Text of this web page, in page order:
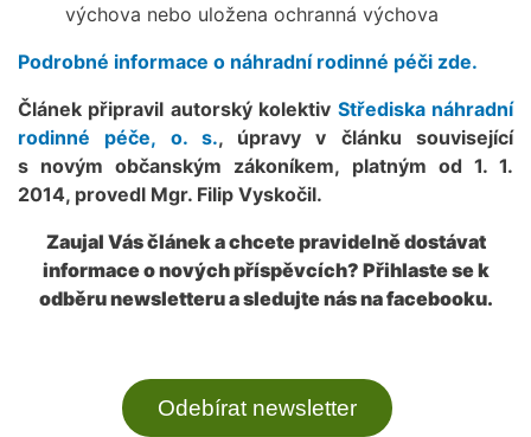
výchova nebo uložena ochranná výchova
Podrobné informace o náhradní rodinné péči zde.
Článek připravil autorský kolektiv Střediska náhradní
rodinné péče, o. s., úpravy v článku související
s novým občanským zákoníkem, platným od 1. 1.
2014, provedl Mgr. Filip Vyskočil.
Zaujal Vás článek a chcete pravidelně dostávat
informace o nových příspěvcích? Přihlaste se k
odběru newsletteru a sledujte nás na facebooku.
Odebírat newsletter